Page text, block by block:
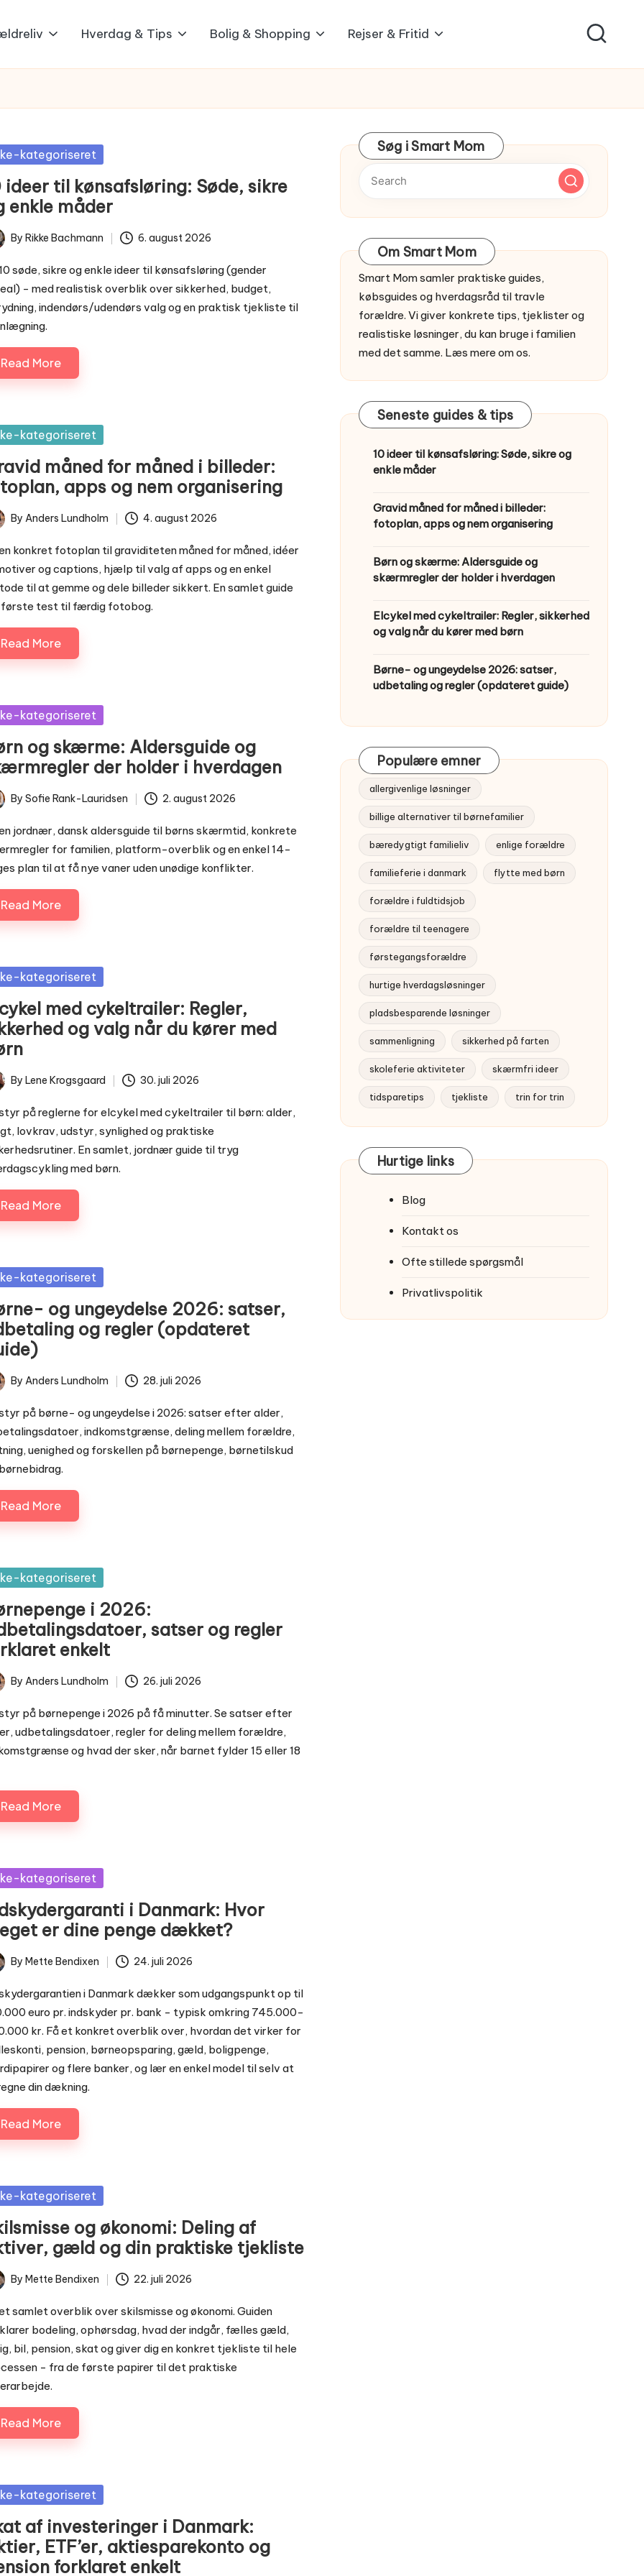
Hverdag & Tips Bolig & Shopping Rejser & Fritid
kategoriseret
ideer til kønsafsløring: Søde, sikre
enkle måder
By Rikke Bachmann 6. august 2026
søde, sikre og enkle ideer til kønsafsløring (gender
- med realistisk overblik over sikkerhed, budget,
indendørs/udendørs valg og en praktisk tjekliste til
Read More
kategoriseret
måned for måned i billeder:
apps og nem organisering
By Anders Lundholm 4. august 2026
konkret fotoplan til graviditeten måned for måned, idéer
og captions, hjælp til valg af apps og en enkel
til at gemme og dele billeder sikkert. En samlet guide
test til færdig fotobog.
Read More
kategoriseret
og skærme: Aldersguide og
der holder i hverdagen
By Sofie Rank-Lauridsen 2. august 2026
jordnær, dansk aldersguide til børns skærmtid, konkrete
for familien, platform-overblik og en enkel 14-
plan til at få nye vaner uden unødige konflikter.
Read More
kategoriseret
med cykeltrailer: Regler,
og valg når du kører med
By Lene Krogsgaard 30. juli 2026
på reglerne for elcykel med cykeltrailer til børn: alder,
lovkrav, udstyr, synlighed og praktiske
En samlet, jordnær guide til tryg
med børn.
Read More
kategoriseret
og ungeydelse 2026: satser,
og regler (opdateret
By Anders Lundholm 28. juli 2026
på børne- og ungeydelse i 2026: satser efter alder,
indkomstgrænse, deling mellem forældre,
uenighed og forskellen på børnepenge, børnetilskud
Read More
kategoriseret
i 2026:
satser og regler
enkelt
By Anders Lundholm 26. juli 2026
på børnepenge i 2026 på få minutter. Se satser efter
udbetalingsdatoer, regler for deling mellem forældre,
og hvad der sker, når barnet fylder 15 eller 18
Read More
kategoriseret
i Danmark: Hvor
er dine penge dækket?
By Mette Bendixen 24. juli 2026
i Danmark dækker som udgangspunkt op til
euro pr. indskyder pr. bank - typisk omkring 745.000-
kr. Få et konkret overblik over, hvordan det virker for
pension, børneopsparing, gæld, boligpenge,
og flere banker, og lær en enkel model til selv at
din dækning.
Read More
kategoriseret
og økonomi: Deling af
gæld og din praktiske tjekliste
By Mette Bendixen 22. juli 2026
samlet overblik over skilsmisse og økonomi. Guiden
bodeling, ophørsdag, hvad der indgår, fælles gæld,
bil, pension, skat og giver dig en konkret tjekliste til hele
- fra de første papirer til det praktiske
Read More
kategoriseret
af investeringer i Danmark:
ETF’er, aktiesparekonto og
forklaret enkelt
Søg i Smart Mom
Om Smart Mom
Smart Mom samler praktiske guides,
købsguides og hverdagsråd til travle
forældre. Vi giver konkrete tips, tjeklister og
realistiske løsninger, du kan bruge i familien
med det samme. Læs mere om os.
Seneste guides & tips
10 ideer til kønsafsløring: Søde, sikre og
enkle måder
Gravid måned for måned i billeder:
fotoplan, apps og nem organisering
Børn og skærme: Aldersguide og
skærmregler der holder i hverdagen
Elcykel med cykeltrailer: Regler, sikkerhed
og valg når du kører med børn
Børne- og ungeydelse 2026: satser,
udbetaling og regler (opdateret guide)
Populære emner
allergivenlige løsninger
billige alternativer til børnefamilier
bæredygtigt familieliv enlige forældre
familieferie i danmark flytte med børn
forældre i fuldtidsjob
forældre til teenagere
førstegangsforældre
hurtige hverdagsløsninger
pladsbesparende løsninger
sammenligning sikkerhed på farten
skoleferie aktiviteter skærmfri ideer
tidsparetips tjekliste trin for trin
Hurtige links
Blog
Kontakt os
Ofte stillede spørgsmål
Privatlivspolitik